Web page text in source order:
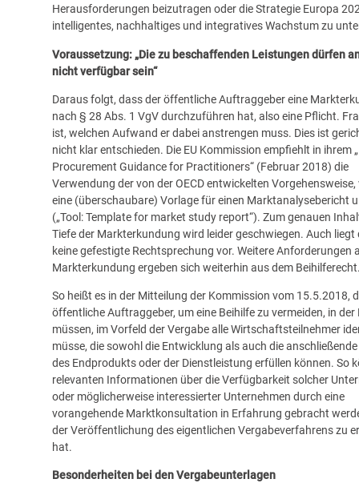
Herausforderungen beizutragen oder die Strategie Europa
intelligentes, nachhaltiges und integratives Wachstum zu
Voraussetzung: „Die zu beschaffenden Leistungen dürfen
nicht verfügbar sein“
Daraus folgt, dass der öffentliche Auftraggeber eine
nach § 28 Abs. 1 VgV durchzuführen hat, also eine Pflicht.
ist, welchen Aufwand er dabei anstrengen muss. Dies ist
nicht klar entschieden. Die EU Kommission empfiehlt in ihrem
Procurement Guidance for Practitioners“ (Februar 2018) die
Verwendung der von der OECD entwickelten Vorgehensweise,
eine (überschaubare) Vorlage für einen Marktanalysebericht
(„Tool: Template for market study report“). Zum genauen
Tiefe der Markterkundung wird leider geschwiegen. Auch liegt
keine gefestigte Rechtsprechung vor. Weitere Anforderungen
Markterkundung ergeben sich weiterhin aus dem
So heißt es in der Mitteilung der Kommission vom 15.5.2018,
öffentliche Auftraggeber, um eine Beihilfe zu vermeiden, in der
müssen, im Vorfeld der Vergabe alle Wirtschaftsteilnehmer
müsse, die sowohl die Entwicklung als auch die
des Endprodukts oder der Dienstleistung erfüllen können. So
relevanten Informationen über die Verfügbarkeit solcher
oder möglicherweise interessierter Unternehmen durch eine
vorangehende Marktkonsultation in Erfahrung gebracht
der Veröffentlichung des eigentlichen Vergabeverfahrens zu
hat.
Besonderheiten bei den Vergabeunterlagen